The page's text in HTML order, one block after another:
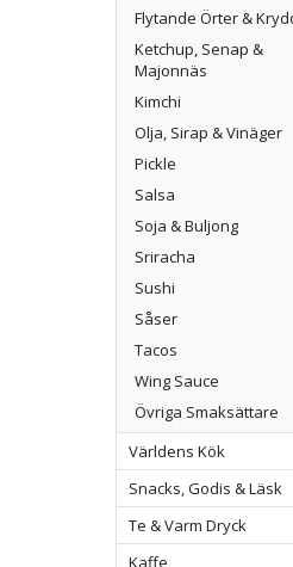
Flytande Örter &
Ketchup, Senap &
Majonnäs
Kimchi
Olja, Sirap & Vinäger
Pickle
Salsa
Soja & Buljong
Sriracha
Sushi
Såser
Tacos
Wing Sauce
Övriga Smaksättare
Världens Kök
Snacks, Godis & Läsk
Te & Varm Dryck
Kaffe